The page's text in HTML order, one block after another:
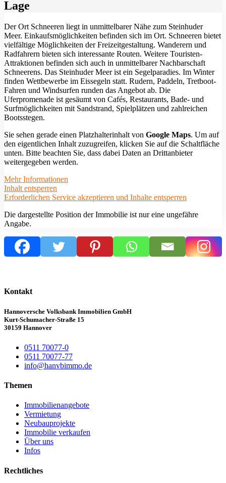
Lage
Der Ort Schneeren liegt in unmittelbarer Nähe zum Steinhuder
Meer. Einkaufsmöglichkeiten befinden sich im Ort. Schneeren bietet
vielfältige Möglichkeiten der Freizeitgestaltung. Wanderern und
Radfahrern bieten sich interessante Routen. Weitere Touristen-
Attraktionen befinden sich auch in unmittelbarer Nachbarschaft
Schneerens. Das Steinhuder Meer ist ein Segelparadies. Im Winter
finden Wettbewerbe im Eissegeln statt. Rudern, Paddeln, Tretboot-
Fahren und Windsurfen runden das Angebot ab. Die
Uferpromenade ist gesäumt von Cafés, Restaurants, Bade- und
Surfmöglichkeiten mit Sandstrand, Spielplätzen und zahlreichen
Bootsstegen.
Sie sehen gerade einen Platzhalterinhalt von Google Maps. Um auf
den eigentlichen Inhalt zuzugreifen, klicken Sie auf die Schaltfläche
unten. Bitte beachten Sie, dass dabei Daten an Drittanbieter
weitergegeben werden.
Mehr Informationen
Inhalt entsperren
Erforderlichen Service akzeptieren und Inhalte entsperren
Die dargestellte Position der Immobilie ist nur eine ungefähre
Angabe.
Kontakt
Hannoversche Volksbank Immobilien GmbH
Kurt-Schumacher-Straße 15
30159 Hannover
0511 70077-0
0511 70077-77
info@hanvbimmo.de
Themen
Immobilienangebote
Vermietung
Neubauprojekte
Immobilie verkaufen
Über uns
Infos
Rechtliches